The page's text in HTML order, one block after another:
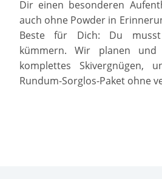
Dir einen besonderen
auch ohne Powder in
Beste für Dich: Du
kümmern. Wir planen und
komplettes Skivergnügen,
Rundum-Sorglos-Paket ohne